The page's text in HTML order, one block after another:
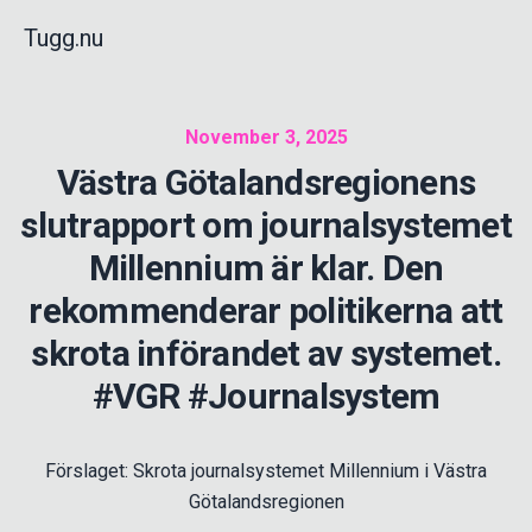
Tugg.nu
November 3, 2025
Västra Götalandsregionens
slutrapport om journalsystemet
Millennium är klar. Den
rekommenderar politikerna att
skrota införandet av systemet.
#VGR #Journalsystem
Förslaget: Skrota journalsystemet Millennium i Västra
Götalandsregionen